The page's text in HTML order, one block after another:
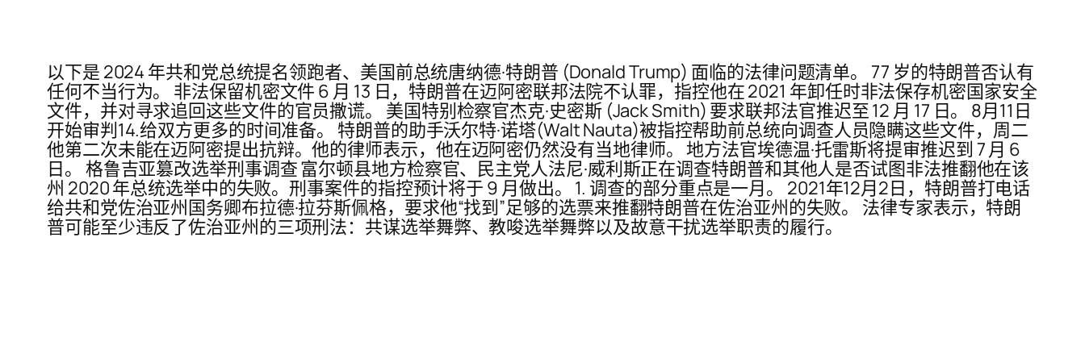
以下是 2024 年共和党总统提名领跑者、美国前总统唐纳德·特朗普 (Donald Trump) 面临的法律问题清单。 77 岁的特朗普否认有
任何不当行为。 非法保留机密文件 6 月 13 日，特朗普在迈阿密联邦法院不认罪，指控他在 2021 年卸任时非法保存机密国家安全
文件，并对寻求追回这些文件的官员撒谎。 美国特别检察官杰克·史密斯 (Jack Smith) 要求联邦法官推迟至 12 月 17 日。 8月11日
开始审判14.给双方更多的时间准备。 特朗普的助手沃尔特·诺塔(Walt Nauta)被指控帮助前总统向调查人员隐瞒这些文件，周二
他第二次未能在迈阿密提出抗辩。他的律师表示，他在迈阿密仍然没有当地律师。 地方法官埃​​德温·托雷斯将提审推迟到 7 月 6
日。 格鲁吉亚篡改选举刑事调查 富尔顿县地方检察官、民主党人法尼·威利斯正在调查特朗普和其他人是否试图非法推翻他在该
州 2020 年总统选举中的失败。刑事案件的指控预计将于 9 月做出。 1. 调查的部分重点是一月。 2021年12月2日，特朗普打电话
给共和党佐治亚州国务卿布拉德·拉芬斯佩格，要求他“找到”足够的选票来推翻特朗普在佐治亚州的失败。 法律专家表示，特朗
普可能至少违反了佐治亚州的三项刑法：共谋选举舞弊、教唆选举舞弊以及故意干扰选举职责的履行。